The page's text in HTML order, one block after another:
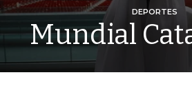
DEPORTES
Mundial